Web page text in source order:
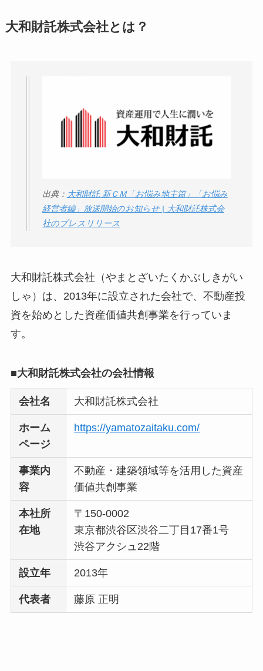
アトムクリニックは
ータバンクの口コ
ミ・評判は実際ど
う？
ロモート株式会社の
口コミ・評判は実際
実際どう？
ユリカコーポレーシ
いって本当？
【怪しい？】株式会
社TAPPの口コミ・評
判は実際どう？
Temuは怪しい？口コ
いって本当？
大和財託株式会社とは？
出典： 大和財託 新ＣＭ「お悩み地主篇」「お悩み
経営者編」放送開始のお知らせ | 大和財託株式会
社のプレスリリース
大和財託株式会社（やまとざいたくかぶしきがい
しゃ）は、2013年に設立された会社で、不動産投
資を始めとした資産価値共創事業を行っていま
す。
■大和財託株式会社の会社情報
会社名 大和財託株式会社
ホーム
ページ
https://yamatozaitaku.com/
事業内
容
不動産・建築領域等を活用した資産
価値共創事業
本社所
在地
〒150-0002
東京都渋谷区渋谷二丁目17番1号
渋谷アクシュ22階
設立年 2013年
代表者 藤原 正明